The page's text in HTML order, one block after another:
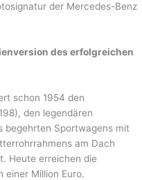
der Mercedes-Benz
des erfolgreichen
schon 1954 den
den legendären
begehrten Sportwagens mit
am Dach
Heute erreichen die
einer Million Euro.